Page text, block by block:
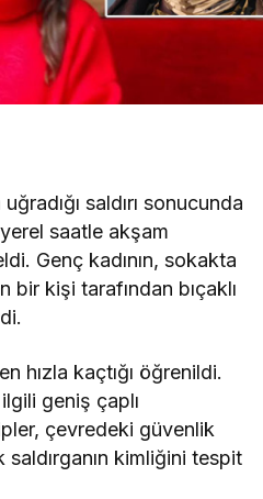
saldırı sonucunda
saatle akşam
Genç kadının, sokakta
kişi tarafından bıçaklı
hızla kaçtığı öğrenildi.
geniş çaplı
çevredeki güvenlik
saldırganın kimliğini tespit